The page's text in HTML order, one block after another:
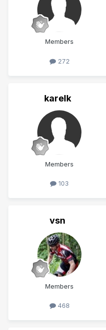
Members
272
karelk
Members
103
vsn
Members
468